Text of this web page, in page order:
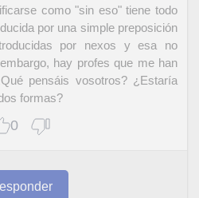
como "sin eso" tiene todo
por una simple preposición
por nexos y esa no
hay profes que me han
pensáis vosotros? ¿Estaría
formas?
0